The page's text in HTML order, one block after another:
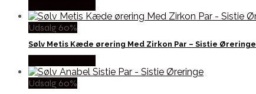
Udsalg 60%
Sølv Metis Kæde ørering Med Zirkon Par – Sistie Øreringe
Udsalg 60%